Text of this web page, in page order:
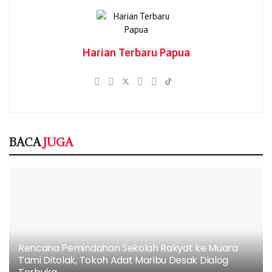
Desak Dialog Terbuka
GKI Tanah Merah Buka Dapur Kemanusiaan
untuk Korban Dugaan Keracunan MBG,
06/08/2026
Yayasan KISP Buka Suara Soal Dugaan
Harian Terbaru Papua
BACAJUGA
Rencana Pemindahan Sekolah Rakyat ke Muara
Tami Ditolak, Tokoh Adat Maribu Desak Dialog